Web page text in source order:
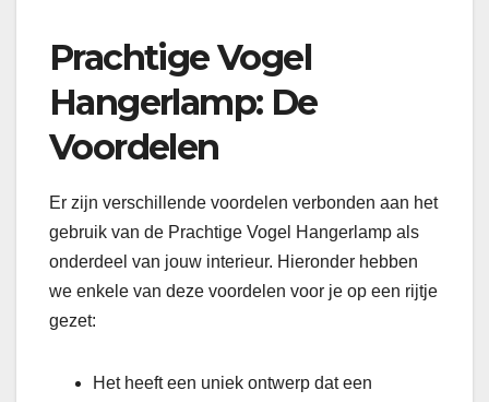
Prachtige Vogel
Hangerlamp: De
Voordelen
Er zijn verschillende voordelen verbonden aan het
gebruik van de Prachtige Vogel Hangerlamp als
onderdeel van jouw interieur. Hieronder hebben
we enkele van deze voordelen voor je op een rijtje
gezet:
Het heeft een uniek ontwerp dat een